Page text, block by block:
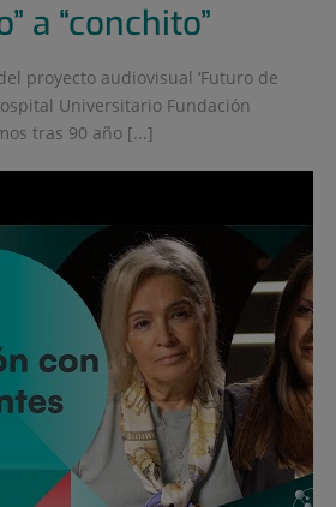
a “conchito”
proyecto audiovisual ‘Futuro de
Universitario Fundación
tras 90 año [...]